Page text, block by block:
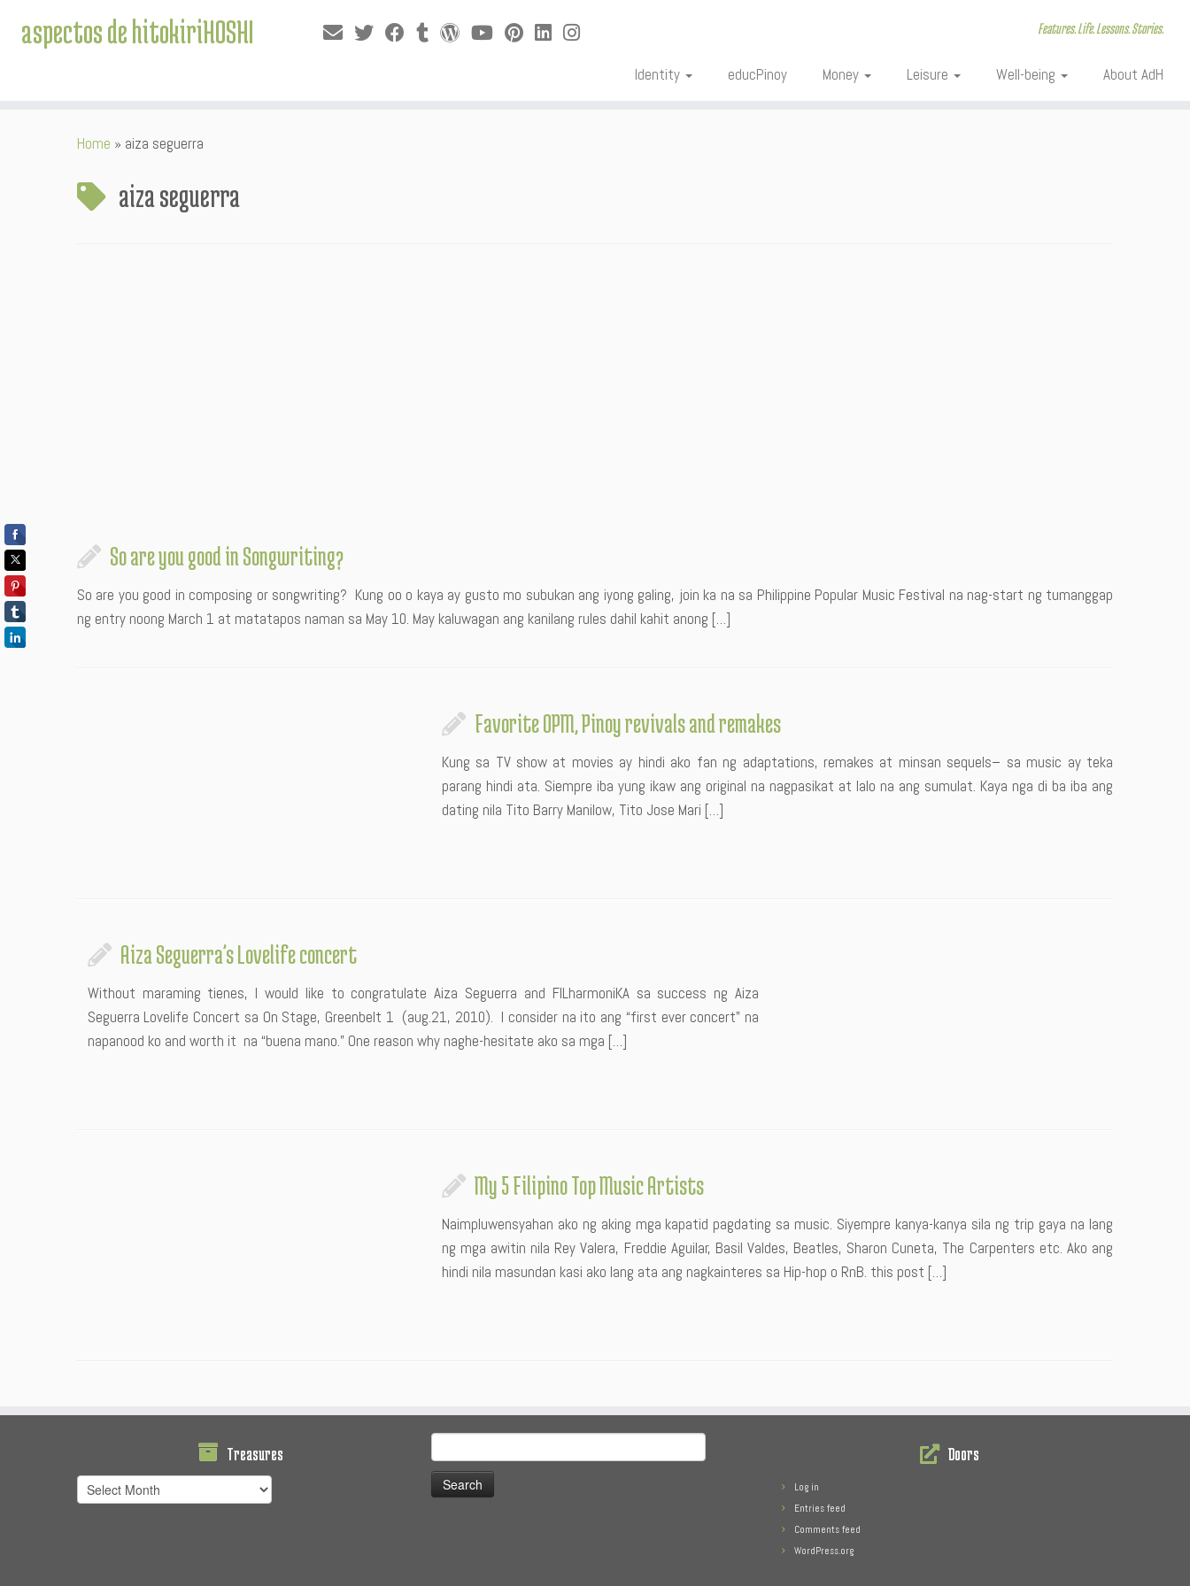
aspectos de hitokiriHOSHI Features. Life. Lessons. Stories.
Identity educPinoy Money Leisure Well-being About AdH
Home » aiza seguerra
aiza seguerra
So are you good in Songwriting?
So are you good in composing or songwriting? Kung oo o kaya ay gusto mo subukan ang iyong galing, join ka na sa Philippine Popular Music Festival na nag-start ng tumanggap
ng entry noong March 1 at matatapos naman sa May 10. May kaluwagan ang kanilang rules dahil kahit anong […]
Favorite OPM, Pinoy revivals and remakes
Kung sa TV show at movies ay hindi ako fan ng adaptations, remakes at minsan sequels– sa music ay teka
parang hindi ata. Siempre iba yung ikaw ang original na nagpasikat at lalo na ang sumulat. Kaya nga di ba iba ang
dating nila Tito Barry Manilow, Tito Jose Mari […]
Aiza Seguerra’s Lovelife concert
Without maraming tienes, I would like to congratulate Aiza Seguerra and FILharmoniKA sa success ng Aiza
Seguerra Lovelife Concert sa On Stage, Greenbelt 1 (aug.21, 2010). I consider na ito ang “first ever concert” na
napanood ko and worth it na “buena mano.” One reason why naghe-hesitate ako sa mga […]
My 5 Filipino Top Music Artists
Naimpluwensyahan ako ng aking mga kapatid pagdating sa music. Siyempre kanya-kanya sila ng trip gaya na lang
ng mga awitin nila Rey Valera, Freddie Aguilar, Basil Valdes, Beatles, Sharon Cuneta, The Carpenters etc. Ako ang
hindi nila masundan kasi ako lang ata ang nagkainteres sa Hip-hop o RnB. this post […]
Treasures
Treasures
for:
Doors
Log in
Entries feed
Comments feed
WordPress.org